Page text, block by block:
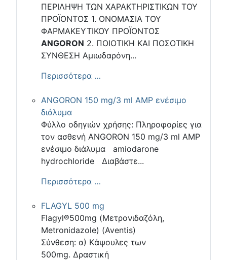
ΠΕΡΙΛΗΨΗ ΤΩΝ ΧΑΡΑΚΤΗΡΙΣΤΙΚΩΝ ΤΟΥ
ΠΡΟΪΟΝΤΟΣ 1. ΟΝΟΜΑΣΙΑ ΤΟΥ
ΦΑΡΜΑΚΕΥΤΙΚΟΥ ΠΡΟΪΟΝΤΟΣ
ANGORON 2. ΠΟΙΟΤΙΚΗ ΚΑΙ ΠΟΣΟΤΙΚΗ
ΣΥΝΘΕΣΗ Αμιωδαρόνη...
Περισσότερα …
ANGORON 150 mg/3 ml AMP ενέσιμο
διάλυμα
Φύλλο οδηγιών χρήσης: Πληροφορίες για
τον ασθενή ANGORON 150 mg/3 ml AMP
ενέσιμο διάλυμα amiodarone
hydrochloride Διαβάστε...
Περισσότερα …
FLAGYL 500 mg
Flagyl®500mg (Μετρονιδαζόλη,
Μetronidazole) (Aventis)
Σύνθεση: α) Kάψουλες των
500mg. Δραστική